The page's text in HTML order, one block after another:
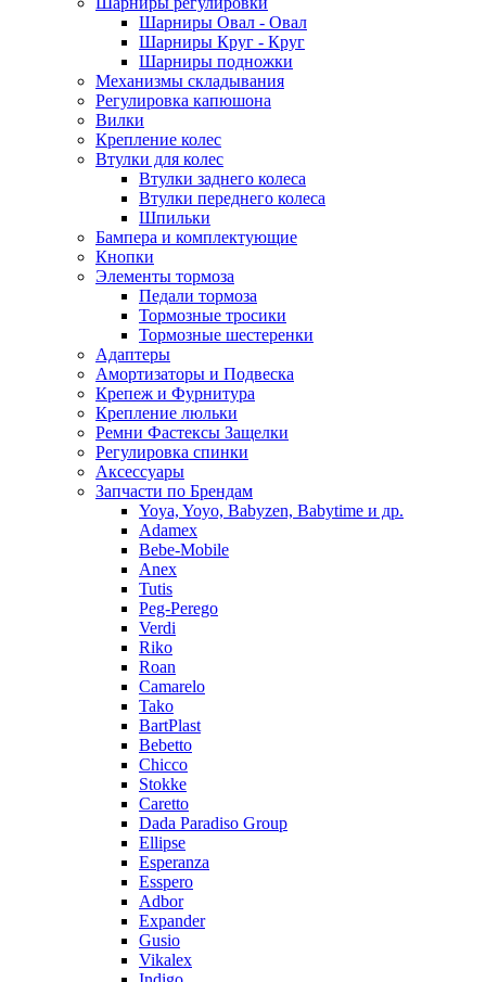
Шарниры Овал - Овал
Шарниры Круг - Круг
Шарниры подножки
Механизмы складывания
Регулировка капюшона
Вилки
Крепление колес
Втулки для колес
Втулки заднего колеса
Втулки переднего колеса
Шпильки
Бампера и комплектующие
Кнопки
Элементы тормоза
Педали тормоза
Тормозные тросики
Тормозные шестеренки
Адаптеры
Амортизаторы и Подвеска
Крепеж и Фурнитура
Крепление люльки
Ремни Фастексы Защелки
Регулировка спинки
Аксессуары
Запчасти по Брендам
Yoya, Yoyo, Babyzen, Babytime и др.
Adamex
Bebe-Mobile
Anex
Tutis
Peg-Perego
Verdi
Riko
Roan
Camarelo
Tako
BartPlast
Bebetto
Chicco
Stokke
Caretto
Dada Paradiso Group
Ellipse
Esperanza
Esspero
Adbor
Expander
Gusio
Vikalex